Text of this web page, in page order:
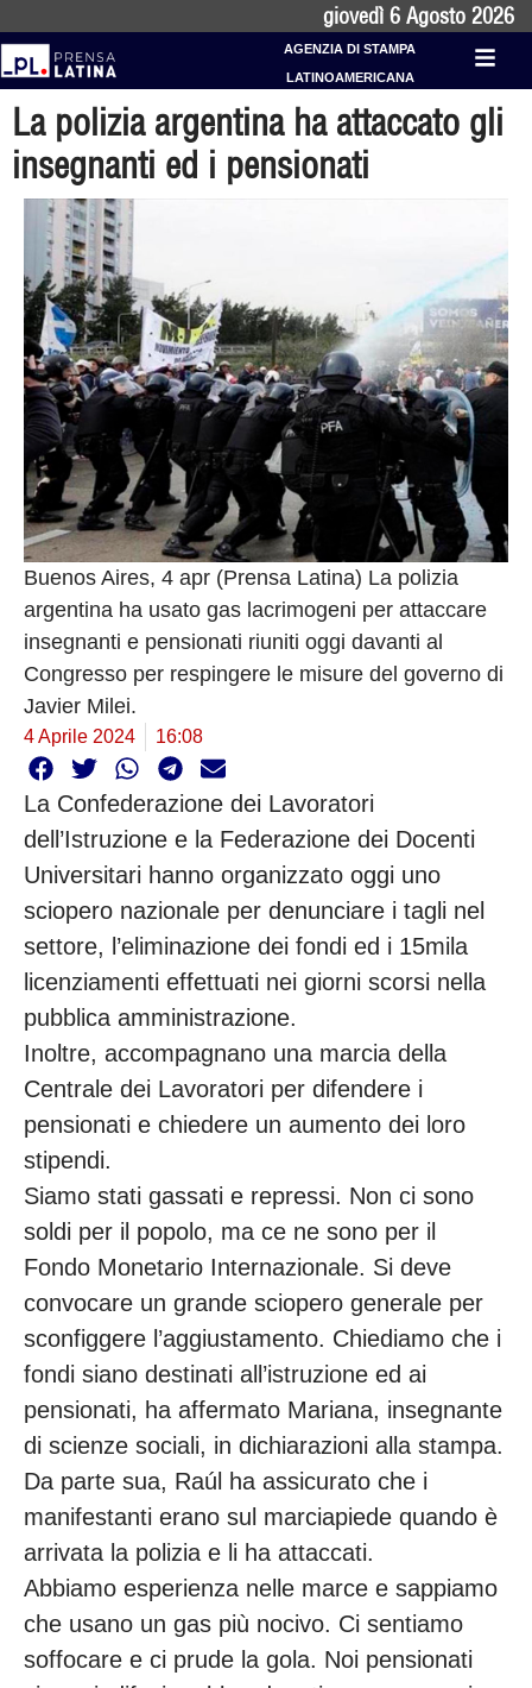
giovedì 6 Agosto 2026
AGENZIA DI STAMPA
LATINOAMERICANA
La polizia argentina ha attaccato gli
insegnanti ed i pensionati
Buenos Aires, 4 apr (Prensa Latina) La polizia
argentina ha usato gas lacrimogeni per attaccare
insegnanti e pensionati riuniti oggi davanti al
Congresso per respingere le misure del governo di
Javier Milei.
4 Aprile 2024 16:08
La Confederazione dei Lavoratori
dell’Istruzione e la Federazione dei Docenti
Universitari hanno organizzato oggi uno
sciopero nazionale per denunciare i tagli nel
settore, l’eliminazione dei fondi ed i 15mila
licenziamenti effettuati nei giorni scorsi nella
pubblica amministrazione.
Inoltre, accompagnano una marcia della
Centrale dei Lavoratori per difendere i
pensionati e chiedere un aumento dei loro
stipendi.
Siamo stati gassati e repressi. Non ci sono
soldi per il popolo, ma ce ne sono per il
Fondo Monetario Internazionale. Si deve
convocare un grande sciopero generale per
sconfiggere l’aggiustamento. Chiediamo che i
fondi siano destinati all’istruzione ed ai
pensionati, ha affermato Mariana, insegnante
di scienze sociali, in dichiarazioni alla stampa.
Da parte sua, Raúl ha assicurato che i
manifestanti erano sul marciapiede quando è
arrivata la polizia e li ha attaccati.
Abbiamo esperienza nelle marce e sappiamo
che usano un gas più nocivo. Ci sentiamo
soffocare e ci prude la gola. Noi pensionati